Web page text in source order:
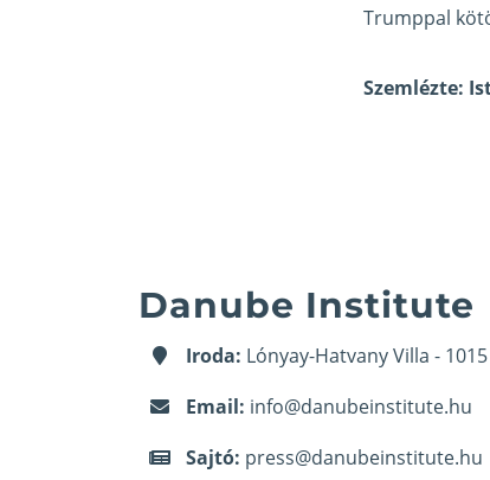
Trumppal
Szemlézte:
Danube Institute
Iroda: Lónyay-Hatvany Villa -
Email: info@danubeinstitute.hu
Sajtó: press@danubeinstitute.hu